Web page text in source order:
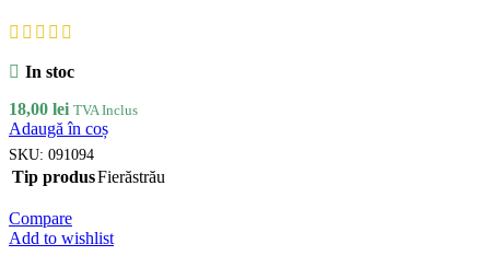
In stoc
18,00 lei TVA Inclus
Adaugă în coș
SKU: 091094
Tip produsFierăstrău
Compare
Add to wishlist